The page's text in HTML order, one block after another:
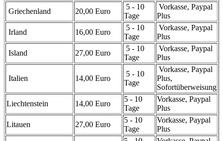
Griechenland
20,00 Euro
5 - 10
Tage
Vorkasse, Paypal
Plus
Irland
16,00 Euro
5 - 10
Tage
Vorkasse, Paypal
Plus
Island
27,00 Euro
5 - 10
Tage
Vorkasse, Paypal
Plus
Italien 14,00 Euro
5 - 10
Tage
Vorkasse, Paypal
Plus,
Sofortüberweisung
Liechtenstein
14,00 Euro
5 - 10
Tage
Vorkasse, Paypal
Plus
Litauen
27,00 Euro
5 - 10
Tage
Vorkasse, Paypal
Plus